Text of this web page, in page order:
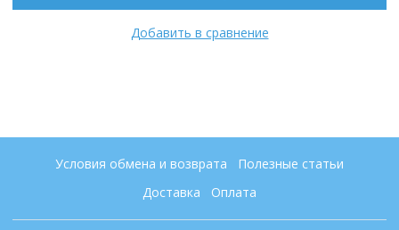
Добавить в сравнение
Условия обмена и возврата
Полезные статьи
Доставка
Оплата